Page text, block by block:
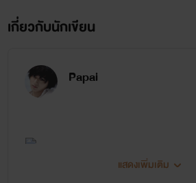
เกี่ยวกับนักเขียน
Papai
แสดงเพิ่มเติม